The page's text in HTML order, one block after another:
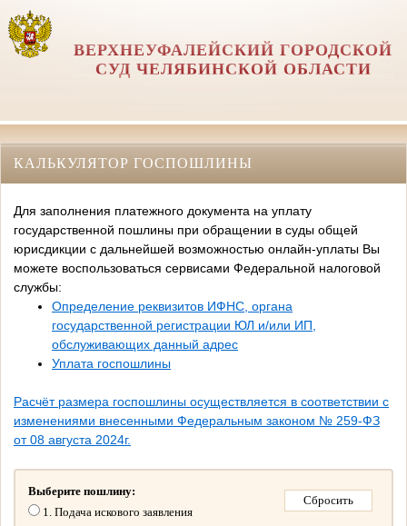
ВЕРХНЕУФАЛЕЙСКИЙ ГОРОДСКОЙ
СУД ЧЕЛЯБИНСКОЙ ОБЛАСТИ
КАЛЬКУЛЯТОР ГОСПОШЛИНЫ
Для заполнения платежного документа на уплату
государственной пошлины при обращении в суды общей
юрисдикции с дальнейшей возможностью онлайн-уплаты Вы
можете воспользоваться сервисами Федеральной налоговой
службы:
Определение реквизитов ИФНС, органа
государственной регистрации ЮЛ и/или ИП,
обслуживающих данный адрес
Уплата госпошлины
Расчёт размера госпошлины осуществляется в соответствии с
изменениями внесенными Федеральным законом № 259-ФЗ
от 08 августа 2024г.
Выберите пошлину:
1. Подача искового заявления